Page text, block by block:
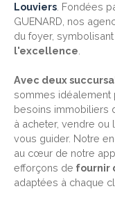
Louviers . Fondées
GUENARD, nos
du foyer,
l'excellence
Avec deux
sommes idéalement
besoins immobiliers
à acheter, vendre ou
vous guider. Notre
au cœur de notre
efforçons de fournir
adaptées à chaque